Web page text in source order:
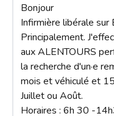
Bonjour
Infirmière libérale
Principalement.
aux ALENTOURS
la recherche d'un·e
mois et véhiculé et
Juillet ou Août.
Horaires : 6h 30 -